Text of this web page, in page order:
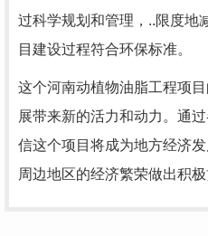
过科学规划和管理，..限度地
目建设过程符合环保标准。
这个河南动植物油脂工程项
展带来新的活力和动力。通
信这个项目将成为地方经济
周边地区的经济繁荣做出积极